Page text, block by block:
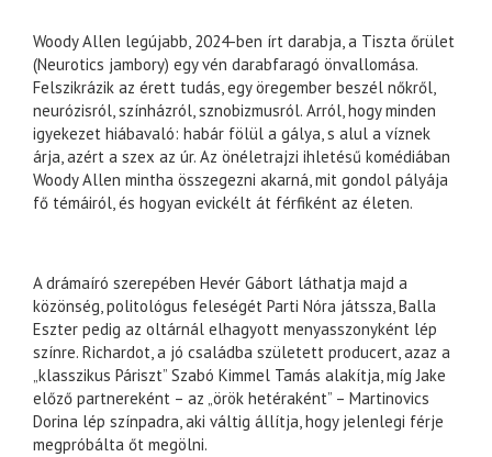
Woody Allen legújabb, 2024-ben írt darabja, a Tiszta őrület
(Neurotics jambory) egy vén darabfaragó önvallomása.
Felszikrázik az érett tudás, egy öregember beszél nőkről,
neurózisról, színházról, sznobizmusról. Arról, hogy minden
igyekezet hiábavaló: habár fölül a gálya, s alul a víznek
árja, azért a szex az úr. Az önéletrajzi ihletésű komédiában
Woody Allen mintha összegezni akarná, mit gondol pályája
fő témáiról, és hogyan evickélt át férfiként az életen.
A drámaíró szerepében Hevér Gábort láthatja majd a
közönség, politológus feleségét Parti Nóra játssza, Balla
Eszter pedig az oltárnál elhagyott menyasszonyként lép
színre. Richardot, a jó családba született producert, azaz a
„klasszikus Páriszt” Szabó Kimmel Tamás alakítja, míg Jake
előző partnereként – az „örök hetéraként” – Martinovics
Dorina lép színpadra, aki váltig állítja, hogy jelenlegi férje
megpróbálta őt megölni.